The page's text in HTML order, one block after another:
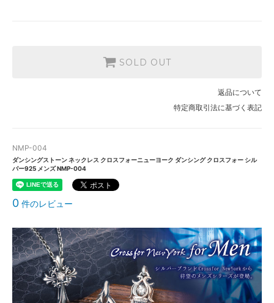
SOLD OUT
返品について
特定商取引法に基づく表記
NMP-004
ダンシングストーン ネックレス クロスフォーニューヨーク ダンシング クロスフォー シル
バー925 メンズ NMP-004
0 件のレビュー